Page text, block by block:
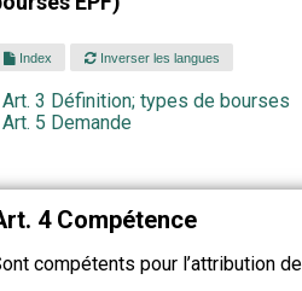
Index Inverser les langues
Art. 3 Définition; types de bourses
Art. 5 Demande
4 Compétence
compétents pour l’attribution